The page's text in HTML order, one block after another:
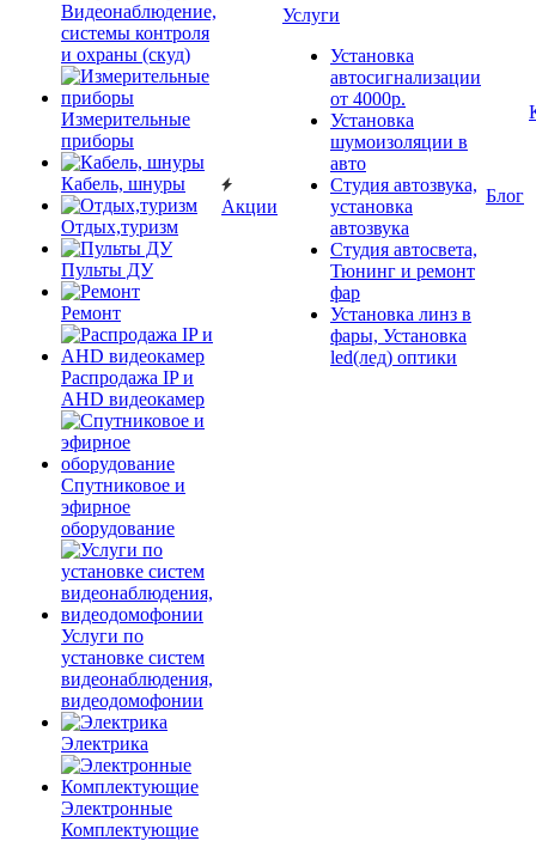
Видеонаблюдение,
системы контроля
и охраны (скуд)
Измерительные
приборы
Кабель, шнуры
Отдых,туризм
Пульты ДУ
Ремонт
Распродажа IP и
AHD видеокамер
Спутниковое и
эфирное
оборудование
Услуги по
установке систем
видеонаблюдения,
видеодомофонии
Электрика
Электронные
Комплектующие
Акции
Услуги
Установка
автосигнализации
от 4000р.
Установка
шумоизоляции в
авто
Студия автозвука,
установка
автозвука
Студия автосвета,
Тюнинг и ремонт
фар
Установка линз в
фары, Установка
led(лед) оптики
Блог